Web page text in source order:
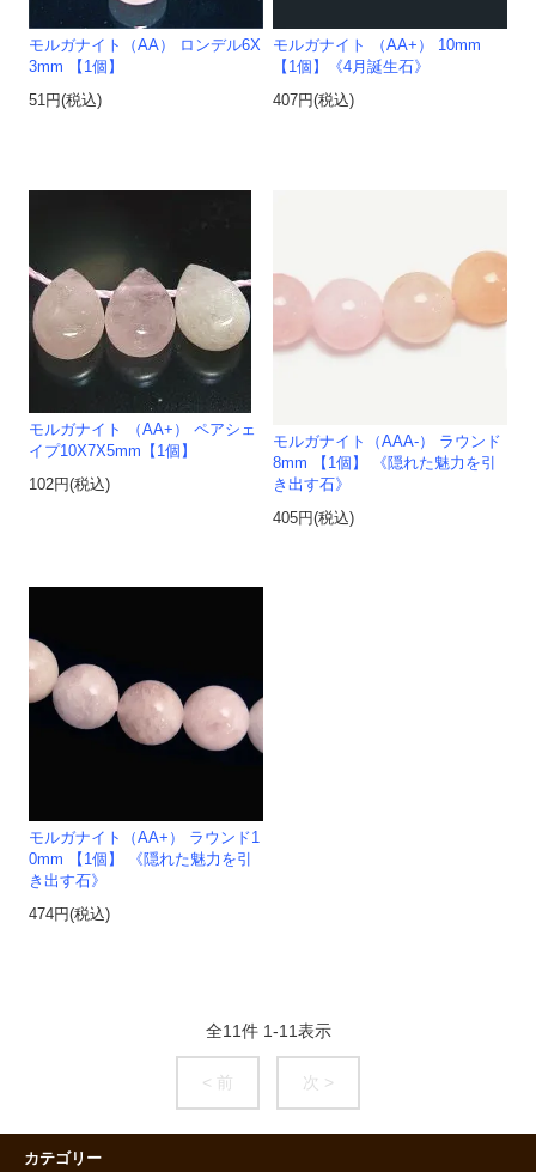
モルガナイト（AA） ロンデル6X
3mm 【1個】
51円(税込)
モルガナイト （AA+） 10mm
【1個】《4月誕生石》
407円(税込)
モルガナイト （AA+） ペアシェ
イプ10X7X5mm【1個】
102円(税込)
モルガナイト（AAA-） ラウンド
8mm 【1個】 《隠れた魅力を引
き出す石》
405円(税込)
モルガナイト（AA+） ラウンド1
0mm 【1個】 《隠れた魅力を引
き出す石》
474円(税込)
全11件 1-11表示
< 前 次 >
カテゴリー